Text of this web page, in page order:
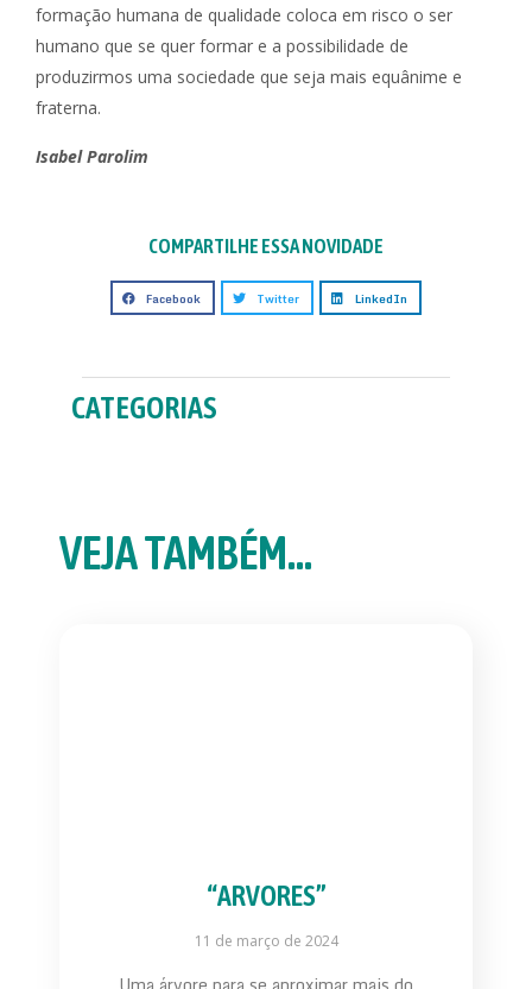
formação humana de qualidade coloca em risco o ser
humano que se quer formar e a possibilidade de
produzirmos uma sociedade que seja mais equânime e
fraterna.
Isabel Parolim
COMPARTILHE ESSA NOVIDADE
Facebook Twitter LinkedIn
CATEGORIAS
VEJA TAMBÉM...
“ARVORES”
11 de março de 2024